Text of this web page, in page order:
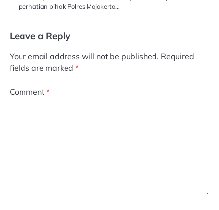
perhatian pihak Polres Mojokerto…
Leave a Reply
Your email address will not be published. Required
fields are marked *
Comment *